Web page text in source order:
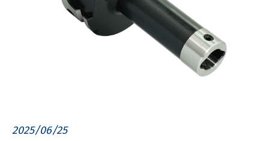
2025/06/25